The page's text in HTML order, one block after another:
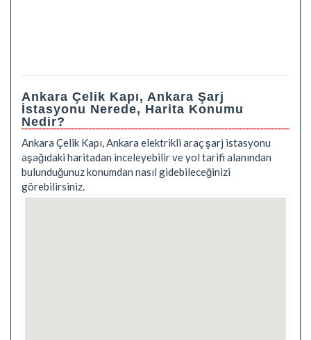
Ankara Çelik Kapı, Ankara Şarj
İstasyonu Nerede, Harita Konumu
Nedir?
Ankara Çelik Kapı, Ankara elektrikli araç şarj istasyonu
aşağıdaki haritadan inceleyebilir ve yol tarifi alanından
bulunduğunuz konumdan nasıl gidebileceğinizi
görebilirsiniz.